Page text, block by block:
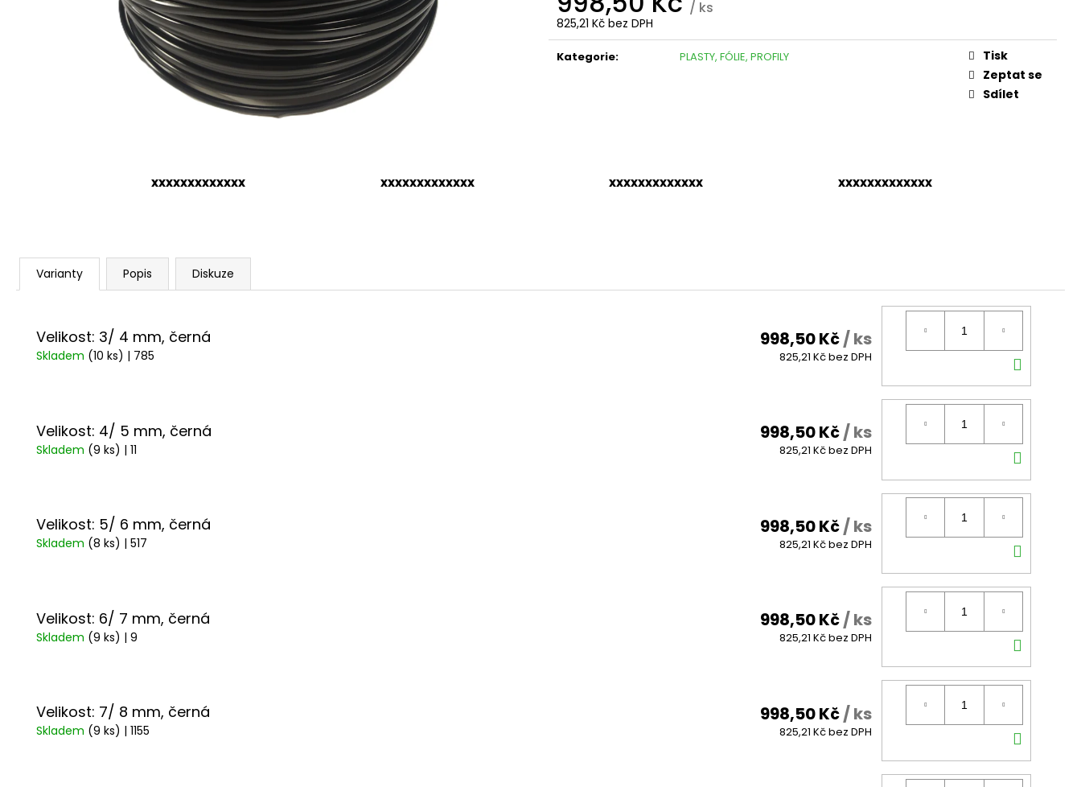
/ ks
825,21 Kč bez DPH
Měrná
cena:
Kategorie: PLASTY, FÓLIE, PROFILY
Tisk
Zeptat se
Sdílet
xxxxxxxxxxxxx xxxxxxxxxxxxx xxxxxxxxxxxxx xxxxxxxxxxxxx
Varianty Popis Diskuze
Velikost: 3/ 4 mm, černá
Skladem (10 ks) | 785
998,50 Kč/ ks
825,21 Kč bez DPH
Velikost: 4/ 5 mm, černá
Skladem (9 ks) | 11
998,50 Kč/ ks
825,21 Kč bez DPH
Velikost: 5/ 6 mm, černá
Skladem (8 ks) | 517
998,50 Kč/ ks
825,21 Kč bez DPH
Velikost: 6/ 7 mm, černá
Skladem (9 ks) | 9
998,50 Kč/ ks
825,21 Kč bez DPH
Velikost: 7/ 8 mm, černá
Skladem (9 ks) | 1155
998,50 Kč/ ks
825,21 Kč bez DPH